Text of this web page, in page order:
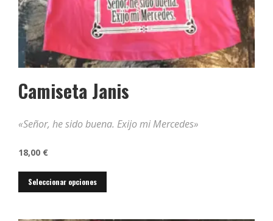
Camiseta Janis
«Señor, he sido buena. Exijo mi Mercedes»
18,00 €
Seleccionar opciones
Este